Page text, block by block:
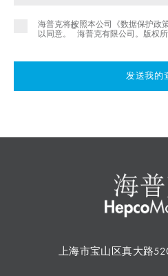
海普克将按照本公司《数据保护政
以同意。
©
海普克有限公司。版权所
发送我的
上海市宝山区真大路